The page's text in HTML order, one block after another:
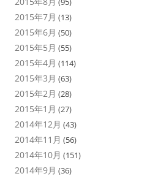
2015年7月 (13)
2015年6月 (50)
2015年5月 (55)
2015年4月 (114)
2015年3月 (63)
2015年2月 (28)
2015年1月 (27)
2014年12月 (43)
2014年11月 (56)
2014年10月 (151)
2014年9月 (36)